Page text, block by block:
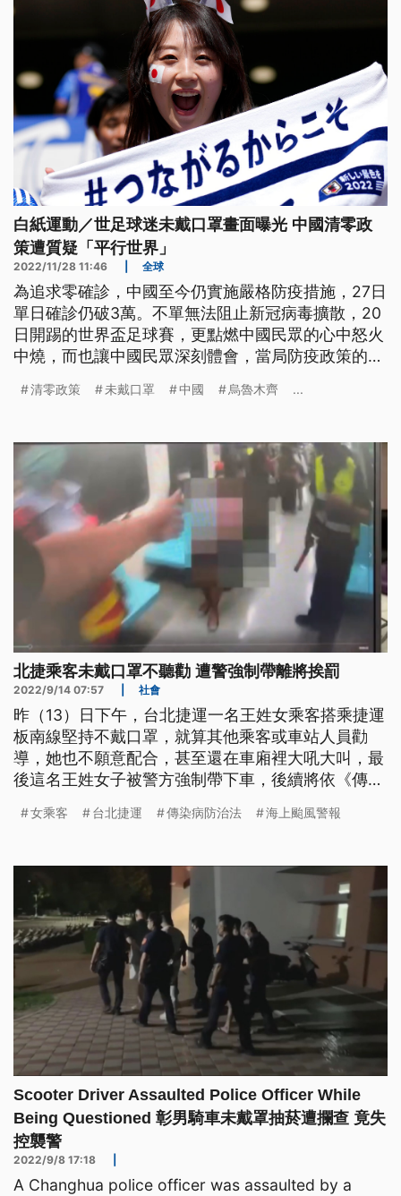
白紙運動／世足球迷未戴口罩畫面曝光 中國清零政
策遭質疑「平行世界」
2022/11/28 11:46 全球
為追求零確診，中國至今仍實施嚴格防疫措施，27日
單日確診仍破3萬。不單無法阻止新冠病毒擴散，20
日開踢的世界盃足球賽，更點燃中國民眾的心中怒火
中燒，而也讓中國民眾深刻體會，當局防疫政策的不
清零政策 未戴口罩 中國 烏魯木齊 ...
北捷乘客未戴口罩不聽勸 遭警強制帶離將挨罰
2022/9/14 07:57 社會
昨（13）日下午，台北捷運一名王姓女乘客搭乘捷運
板南線堅持不戴口罩，就算其他乘客或車站人員勸
導，她也不願意配合，甚至還在車廂裡大吼大叫，最
後這名王姓女子被警方強制帶下車，後續將依《傳染
警察隊第三分隊小隊長王恩祥指出，「一名女性乘客
獲通報後立即到場，惟該名女乘客拒不配合，並拒絕
出示證件及身分資料，經通報
女乘客 台北捷運 傳染病防治法 海上颱風警報
Scooter Driver Assaulted Police Officer While
Being Questioned 彰男騎車未戴罩抽菸遭攔查 竟失
控襲警
2022/9/8 17:18
A Changhua police officer was assaulted by a